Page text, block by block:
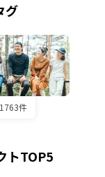
グ
1763件
トTOP5